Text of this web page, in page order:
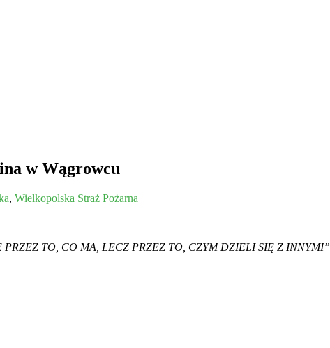
w Wągrowcu
, Wielkopolska Straż Pożarna
TO, CO MA, LECZ PRZEZ TO, CZYM DZIELI SIĘ Z INNYMI”